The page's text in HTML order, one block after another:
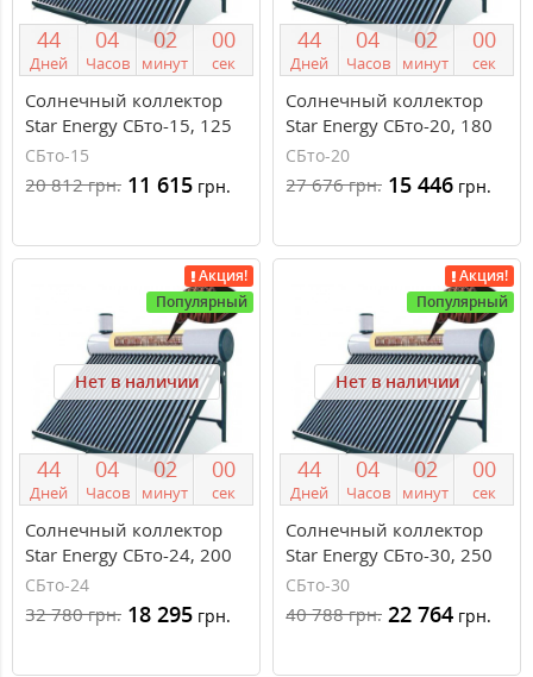
44
Дней
04
Часов
02
минут
00
сек
Солнечный коллектор
Star Energy СБто-15, 125
литров, сезонный
СБто-15
20 812грн. 11 615 грн.
44
Дней
04
Часов
02
минут
00
сек
Солнечный коллектор
Star Energy СБто-20, 180
литров, сезонный
СБто-20
27 676грн. 15 446 грн.
Акция!
Популярный
Нет в наличии
44
Дней
04
Часов
02
минут
00
сек
Солнечный коллектор
Star Energy СБто-24, 200
литров, сезонный
СБто-24
32 780грн. 18 295 грн.
Акция!
Популярный
Нет в наличии
44
Дней
04
Часов
02
минут
00
сек
Солнечный коллектор
Star Energy СБто-30, 250
литров, сезонный
СБто-30
40 788грн. 22 764 грн.